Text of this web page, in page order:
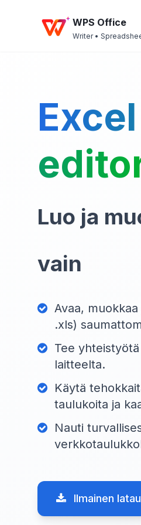
WPS Office
Writer •
Luo ja
vain
Avaa,
.xls)
Tee
laitteelta.
Käytä
taulukoita ja
Nauti
Ilmainen